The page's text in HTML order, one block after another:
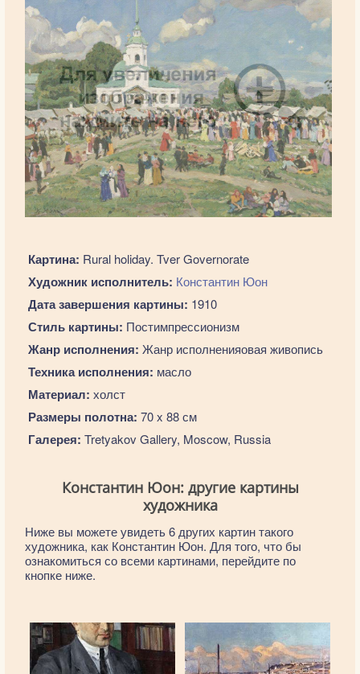
Картина: Rural holiday. Tver Governorate
Художник исполнитель: Константин Юон
Дата завершения картины: 1910
Стиль картины: Постимпрессионизм
Жанр исполнения: Жанр исполненияовая живопись
Техника исполнения: масло
Материал: холст
Размеры полотна: 70 x 88 см
Галерея: Tretyakov Gallery, Moscow, Russia
Константин Юон: другие картины
художника
Ниже вы можете увидеть 6 других картин такого
художника, как Константин Юон. Для того, что бы
ознакомиться со всеми картинами, перейдите по
кнопке ниже.